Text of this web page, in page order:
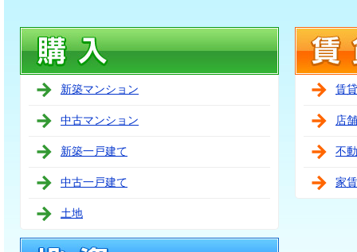
新築マンション
中古マンション
新築一戸建て
中古一戸建て
土地
賃
店
不
家